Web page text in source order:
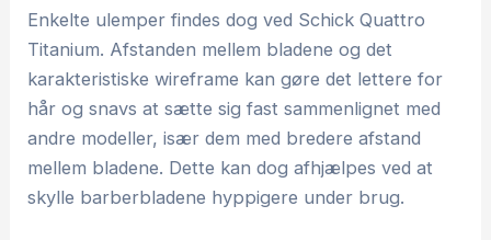
Enkelte ulemper findes dog ved Schick Quattro
Titanium. Afstanden mellem bladene og det
karakteristiske wireframe kan gøre det lettere for
hår og snavs at sætte sig fast sammenlignet med
andre modeller, især dem med bredere afstand
mellem bladene. Dette kan dog afhjælpes ved at
skylle barberbladene hyppigere under brug.